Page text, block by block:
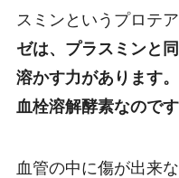
スミンというプロテア
ゼは、プラスミンと
溶かす力があります
血栓溶解酵素なのです
血管の中に傷が出来